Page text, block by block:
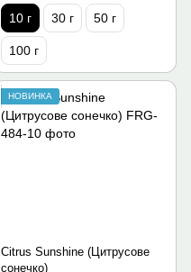
10 г 30 г 50 г
100 г
НОВИНКА
Citrus Sunshine (Цитрусове
сонечко)